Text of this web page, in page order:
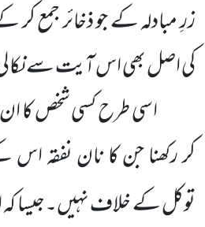
زرِ مبادلہ کے جو ذخائر جمع
کی اصل بھی اس آیت سے
اسی طرح کسی شخص کا
کر رکھنا جن کا نان نفقہ
توکل کے خلاف نہیں۔جیسا کہ